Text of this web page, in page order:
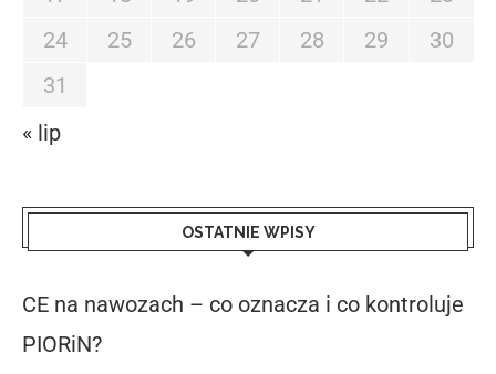
24
25 26 27 28 29
30
31
« lip
OSTATNIE WPISY
CE na nawozach – co oznacza i co kontroluje
PIORiN?